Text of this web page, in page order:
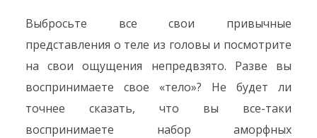
Выбросьте все свои привычные
представления о теле из головы и посмотрите
на свои ощущения непредвзято. Разве вы
воспринимаете свое «тело»? Не будет ли
точнее сказать, что вы все-таки
воспринимаете набор аморфных